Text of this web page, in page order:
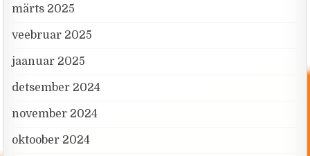
märts 2025
veebruar 2025
jaanuar 2025
detsember 2024
november 2024
oktoober 2024